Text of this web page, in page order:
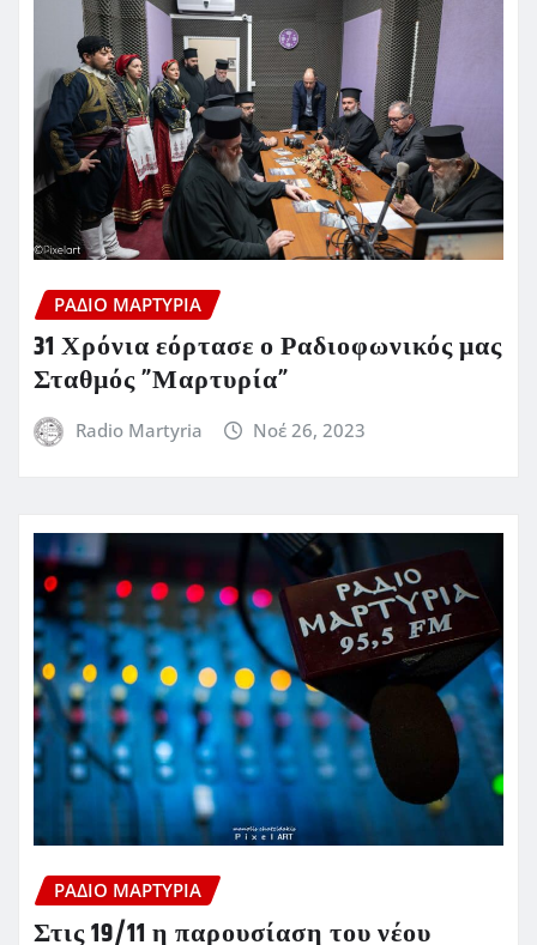
ΡΆΔΙΟ ΜΑΡΤΥΡΊΑ
31 Χρόνια εόρτασε ο Ραδιοφωνικός μας
Σταθμός ”Μαρτυρία”
Radio Martyria Νοέ 26, 2023
ΡΆΔΙΟ ΜΑΡΤΥΡΊΑ
Στις 19/11 η παρουσίαση του νέου